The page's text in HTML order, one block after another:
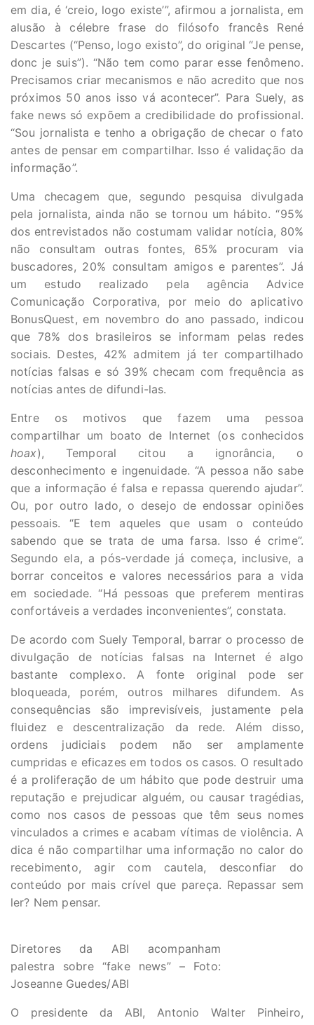
em dia, é ‘creio, logo existe’”, afirmou a jornalista, em
alusão à célebre frase do filósofo francês René
Descartes (“Penso, logo existo”, do original “Je pense,
donc je suis”). “Não tem como parar esse fenômeno.
Precisamos criar mecanismos e não acredito que nos
próximos 50 anos isso vá acontecer”. Para Suely, as
fake news só expõem a credibilidade do profissional.
“Sou jornalista e tenho a obrigação de checar o fato
antes de pensar em compartilhar. Isso é validação da
informação”.
Uma checagem que, segundo pesquisa divulgada
pela jornalista, ainda não se tornou um hábito. “95%
dos entrevistados não costumam validar notícia, 80%
não consultam outras fontes, 65% procuram via
buscadores, 20% consultam amigos e parentes”. Já
um estudo realizado pela agência Advice
Comunicação Corporativa, por meio do aplicativo
BonusQuest, em novembro do ano passado, indicou
que 78% dos brasileiros se informam pelas redes
sociais. Destes, 42% admitem já ter compartilhado
notícias falsas e só 39% checam com frequência as
notícias antes de difundi-las.
Entre os motivos que fazem uma pessoa
compartilhar um boato de Internet (os conhecidos
hoax), Temporal citou a ignorância, o
desconhecimento e ingenuidade. “A pessoa não sabe
que a informação é falsa e repassa querendo ajudar”.
Ou, por outro lado, o desejo de endossar opiniões
pessoais. “E tem aqueles que usam o conteúdo
sabendo que se trata de uma farsa. Isso é crime”.
Segundo ela, a pós-verdade já começa, inclusive, a
borrar conceitos e valores necessários para a vida
em sociedade. “Há pessoas que preferem mentiras
confortáveis a verdades inconvenientes”, constata.
De acordo com Suely Temporal, barrar o processo de
divulgação de notícias falsas na Internet é algo
bastante complexo. A fonte original pode ser
bloqueada, porém, outros milhares difundem. As
consequências são imprevisíveis, justamente pela
fluidez e descentralização da rede. Além disso,
ordens judiciais podem não ser amplamente
cumpridas e eficazes em todos os casos. O resultado
é a proliferação de um hábito que pode destruir uma
reputação e prejudicar alguém, ou causar tragédias,
como nos casos de pessoas que têm seus nomes
vinculados a crimes e acabam vítimas de violência. A
dica é não compartilhar uma informação no calor do
recebimento, agir com cautela, desconfiar do
conteúdo por mais crível que pareça. Repassar sem
ler? Nem pensar.
Diretores da ABI acompanham
palestra sobre “fake news” – Foto:
Joseanne Guedes/ABI
O presidente da ABI, Antonio Walter Pinheiro,